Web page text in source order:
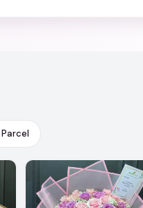
Parcel